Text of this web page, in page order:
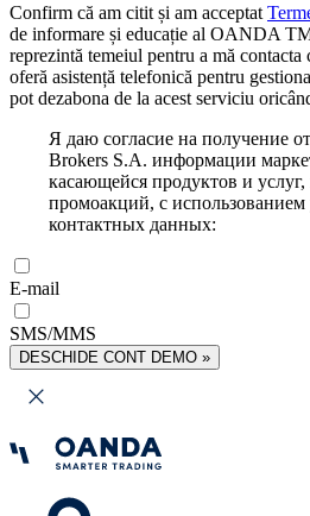
Confirm că am citit și am acceptat
de informare și educație al OANDA
reprezintă temeiul pentru a mă contacta
oferă asistență telefonică pentru
pot dezabona de la acest serviciu
Я даю согласие на получение
Brokers S.A. информации
касающейся продуктов и
промоакций, с
контактных данных:
E-mail
SMS/MMS
DESCHIDE CONT DEMO »